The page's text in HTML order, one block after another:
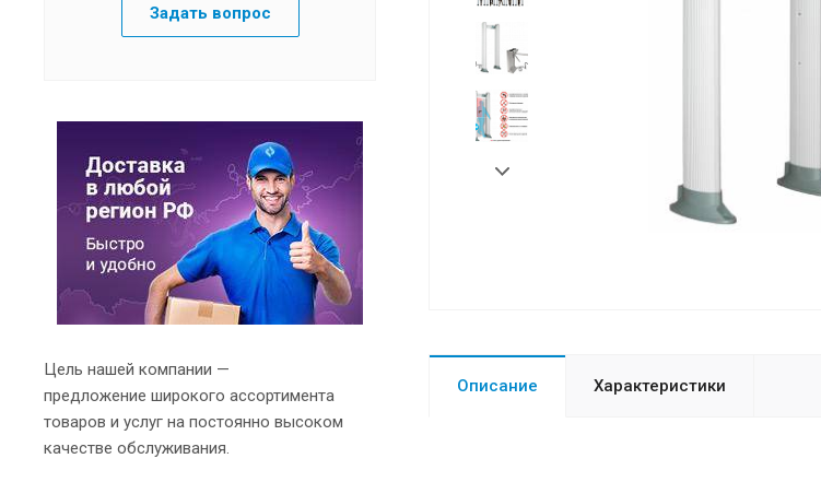
Описание Характеристики
Задать вопрос
Цель нашей компании —
предложение широкого ассортимента
товаров и услуг на постоянно высоком
качестве обслуживания.